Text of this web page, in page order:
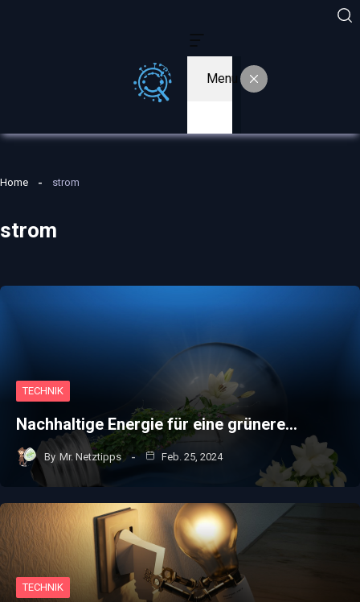
Menu
Home strom
strom
TECHNIK
Nachhaltige Energie für eine grünere…
By Mr. Netztipps Feb. 25, 2024
TECHNIK